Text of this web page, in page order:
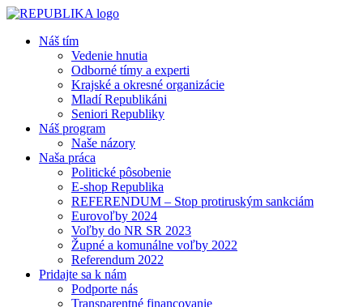
Náš tím
Vedenie hnutia
Odborné tímy a experti
Krajské a okresné organizácie
Mladí Republikáni
Seniori Republiky
Náš program
Naše názory
Naša práca
Politické pôsobenie
E-shop Republika
REFERENDUM – Stop protiruským sankciám
Eurovoľby 2024
Voľby do NR SR 2023
Župné a komunálne voľby 2022
Referendum 2022
Pridajte sa k nám
Podporte nás
Transparentné financovanie